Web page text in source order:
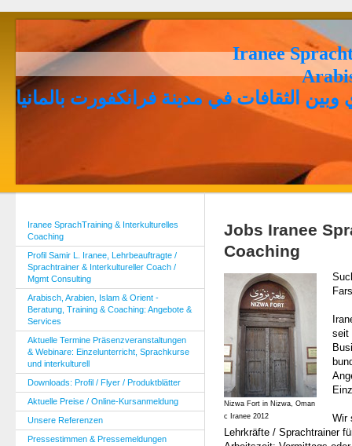
Iranee
الثقافات في مدينة فرانكفورت بالمانيا
Iranee SprachTraining & Interkulturelles
Coaching
Profil Samir L. Iranee, Lehrbeauftragte /
Sprachtrainer & Interkultureller Coach /
Mgmt Consulting
Arabisch, Arabien, Islam & Orient -
Beratung, Training & Coaching: Angebote &
Services
Aktuelle Termine Präsenzveranstaltungen
& Webinare: Einzelunterricht, Sprachkurse
und interkulturell
Downloads: Profil / Flyer / Produktblätter
Aktuelle Preise / Online-Kursanmeldung
Unsere Referenzen
Pressestimmen & Pressemeldungen
Jobs Iranee
Coaching
Nizwa Fort in Nizwa, Oman
c Iranee 2012
seit
Wir
Lehrkräfte / Sprachtrainer